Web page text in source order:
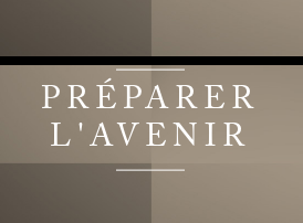
PRÉPARER
L'AVENIR